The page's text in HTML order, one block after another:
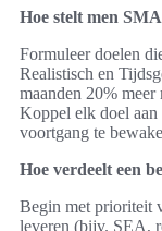
Hoe stelt men
Formuleer doelen
Realistisch en
maanden 20%
Koppel elk doel aan
voortgang te
Hoe verdeelt een
Begin met prioriteit
leveren (bijv. SEA,